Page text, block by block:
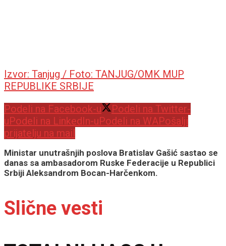
Izvor: Tanjug / Foto: TANJUG/OMK MUP
REPUBLIKE SRBIJE
Podeli na Facebook-u
Podeli na Twitter-
uPodeli na LinkedIn-uPodeli na WAPošalji
prijatelju na mail
Ministar unutrašnjih poslova Bratislav Gašić sastao se
danas sa ambasadorom Ruske Federacije u Republici
Srbiji Aleksandrom Bocan-Harčenkom.
Slične vesti